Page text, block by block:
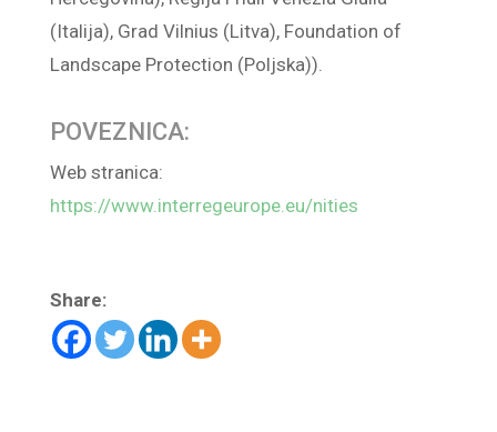
(Italija), Grad Vilnius (Litva), Foundation of
Landscape Protection (Poljska)).
POVEZNICA:
Web stranica:
https://www.interregeurope.eu/nities
Share: